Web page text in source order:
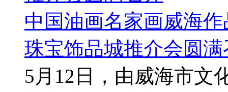
中国油画名家画威海
珠宝饰品城推介会圆满
5月12日，由威海市文